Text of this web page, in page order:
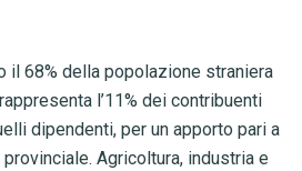
il 68% della popolazione straniera
l’11% dei contribuenti
dipendenti, per un apporto pari a
Agricoltura, industria e